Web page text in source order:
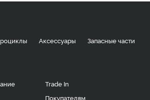
Аксессуары Запасные части
Trade In
Покупателям